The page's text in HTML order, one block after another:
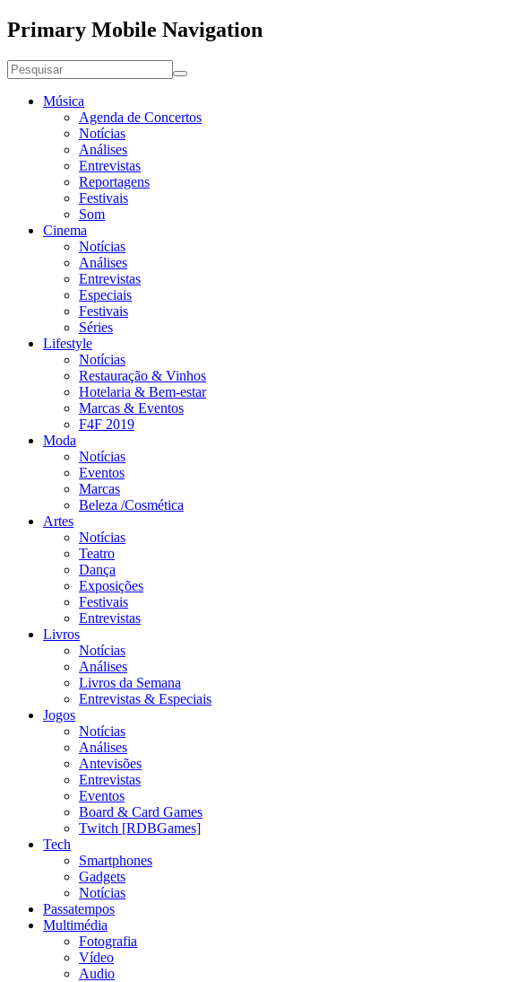
Primary Mobile Navigation
Música
Agenda de Concertos
Notícias
Análises
Entrevistas
Reportagens
Festivais
Som
Cinema
Notícias
Análises
Entrevistas
Especiais
Festivais
Séries
Lifestyle
Notícias
Restauração & Vinhos
Hotelaria & Bem-estar
Marcas & Eventos
F4F 2019
Moda
Notícias
Eventos
Marcas
Beleza /Cosmética
Artes
Notícias
Teatro
Dança
Exposições
Festivais
Entrevistas
Livros
Notícias
Análises
Livros da Semana
Entrevistas & Especiais
Jogos
Notícias
Análises
Antevisões
Entrevistas
Eventos
Board & Card Games
Twitch [RDBGames]
Tech
Smartphones
Gadgets
Notícias
Passatempos
Multimédia
Fotografia
Vídeo
Audio